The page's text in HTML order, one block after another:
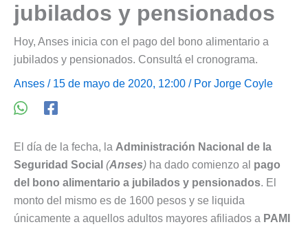
jubilados y pensionados
Hoy, Anses inicia con el pago del bono alimentario a
jubilados y pensionados. Consultá el cronograma.
Anses / 15 de mayo de 2020, 12:00 / Por Jorge Coyle
El día de la fecha, la Administración Nacional de la
Seguridad Social (Anses) ha dado comienzo al pago
del bono alimentario a jubilados y pensionados. El
monto del mismo es de 1600 pesos y se liquida
únicamente a aquellos adultos mayores afiliados a PAMI